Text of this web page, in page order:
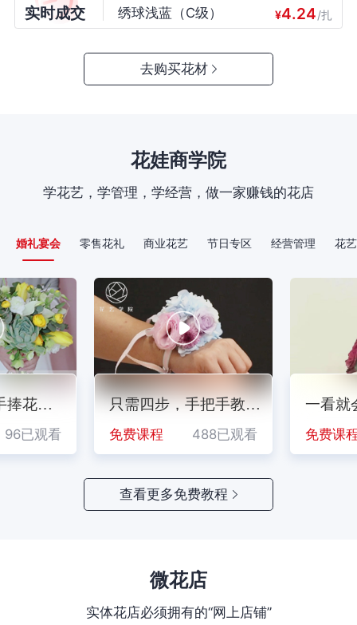
实时成交 绣球浅蓝（C级） ¥4.24/扎
08-08 19:01 成交2扎 平心花卉
折射（E级） ¥
08-08 19:01 成交2扎
康乃馨 洪福(白纸)（C
戴安娜（无网）（C级）
08-08 19:01 成交10扎 付学花卉
坦尼克(白玫)（C级） 13.78
高原红（C级） ¥8.90
粉红雪山（D级） ¥ 14.31
08-08 19:01 成交1扎
巧克力泡泡（D级）
去购买花材
花娃商学院
学花艺，学管理，学经营，做一家赚钱的花店
婚礼宴会 零售花礼 商业花艺 节日专区 经营管理 花
捧花，
96已观看
只需四步，手把手教你
制作手腕花
免费课程 488已观看
一看就
免费课
教
看
不规则热气球造型
免费课程 92已观看
婚礼季|多肉
草坪婚礼必
免费课程
查看更多免费教程
微花店
实体花店必须拥有的“网上店铺”